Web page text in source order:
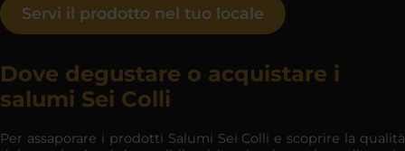
Servi il prodotto nel tuo locale
Dove degustare o acquistare i
salumi Sei Colli
Per assaporare i prodotti Salumi Sei Colli e scoprire la qualità